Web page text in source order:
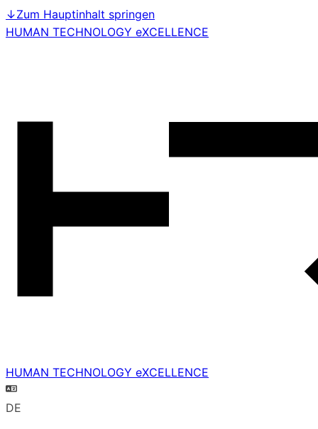
↓Zum Hauptinhalt springen
HUMAN TECHNOLOGY eXCELLENCE
HUMAN TECHNOLOGY eXCELLENCE
DE